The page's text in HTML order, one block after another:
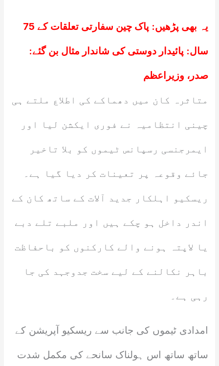
یہ بھی پڑھیں: پاک چین سفارتی تعلقات کے 75
سال: پائیدار دوستی کی شاندار مثال بن گئے:
صدر، وزیراعظم
متاثرہ کان میں دھماکے کی اطلاع ملتے ہی
چینی انتظامیہ نے فوری ایکشن لیا اور
ایمرجنسی رسپانس ٹیموں کو بلا تاخیر
جائے وقوعہ پر تعینات کر دیا گیا ہے۔
ریسکیو اہلکار جدید آلات کے ساتھ کان کے
اندر داخل ہو چکے ہیں اور ملبے تلے دبے
یا لاپتہ ہونے والے کارکنوں کو باحفاظت
باہر نکالنے کے لیے سخت جدوجہد کی جا
رہی ہے۔
امدادی ٹیموں کی جانب سے ریسکیو آپریشن کے
ساتھ ساتھ اس ہولناک سانحے کی مکمل شدت